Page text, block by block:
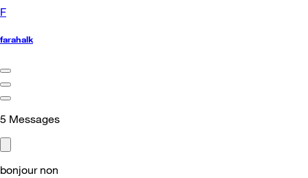
F
farahalk
5 Messages
bonjour non